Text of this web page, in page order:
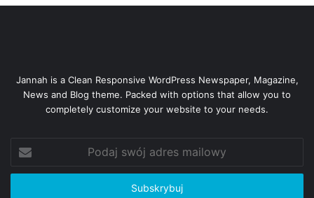
Jannah is a Clean Responsive WordPress Newspaper, Magazine,
News and Blog theme. Packed with options that allow you to
completely customize your website to your needs.
swój
adres